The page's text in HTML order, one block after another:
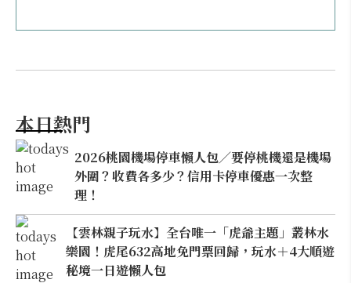
本日熱門
2026桃園機場停車懶人包／要停桃機還是機場
外圍？收費各多少？信用卡停車優惠一次整
理！
【雲林親子玩水】全台唯一「虎爺主題」叢林水
樂園！虎尾632高地免門票回歸，玩水＋4大順遊
秘境一日遊懶人包